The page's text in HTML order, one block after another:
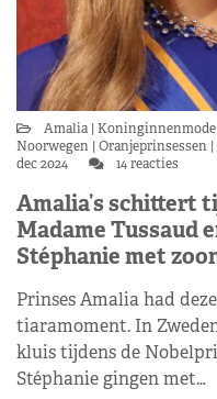
Amalia Koninginnenmode
Noorwegen Oranjeprinsessen
dec 2024
14 reacties
Amalia’s schittert
Madame Tussaud
Stéphanie met
Prinses Amalia had
tiaramoment. In
kluis tijdens de
Stéphanie gingen met…